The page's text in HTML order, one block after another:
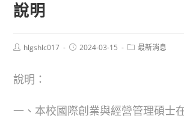
說明
Posthlgshlc017
Post2024-03-15
Post最新消息
說明：
一、本校國際創業與經營管理碩士